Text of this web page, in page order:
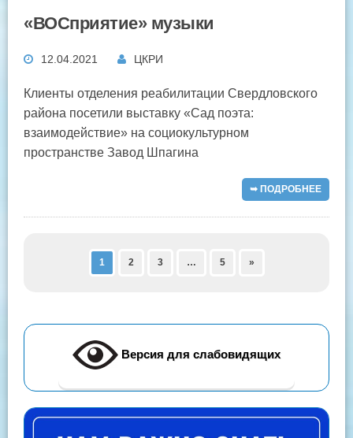
«ВОСприятие» музыки
12.04.2021 ЦКРИ
Клиенты отделения реабилитации Свердловского
района посетили выставку «Сад поэта:
взаимодействие» на социокультурном
пространстве Завод Шпагина
➥ ПОДРОБНЕЕ
1 2 3 … 5 »
Версия для слабовидящих